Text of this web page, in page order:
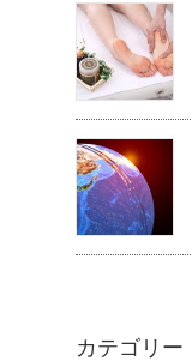
カテゴリー